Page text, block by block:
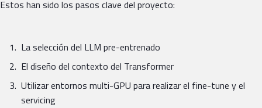
Estos han sido los pasos clave del proyecto:
La selección del LLM pre-entrenado
El diseño del contexto del Transformer
Utilizar entornos multi-GPU para realizar el fine-tune y el
servicing